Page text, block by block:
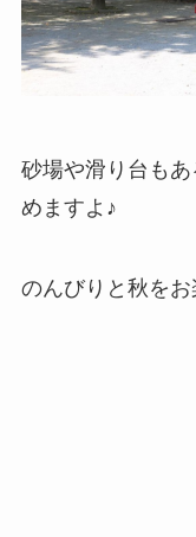
砂場や滑り台も
めますよ♪
のんびりと秋を